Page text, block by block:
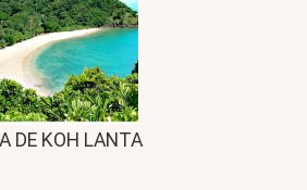
DE KOH LANTA